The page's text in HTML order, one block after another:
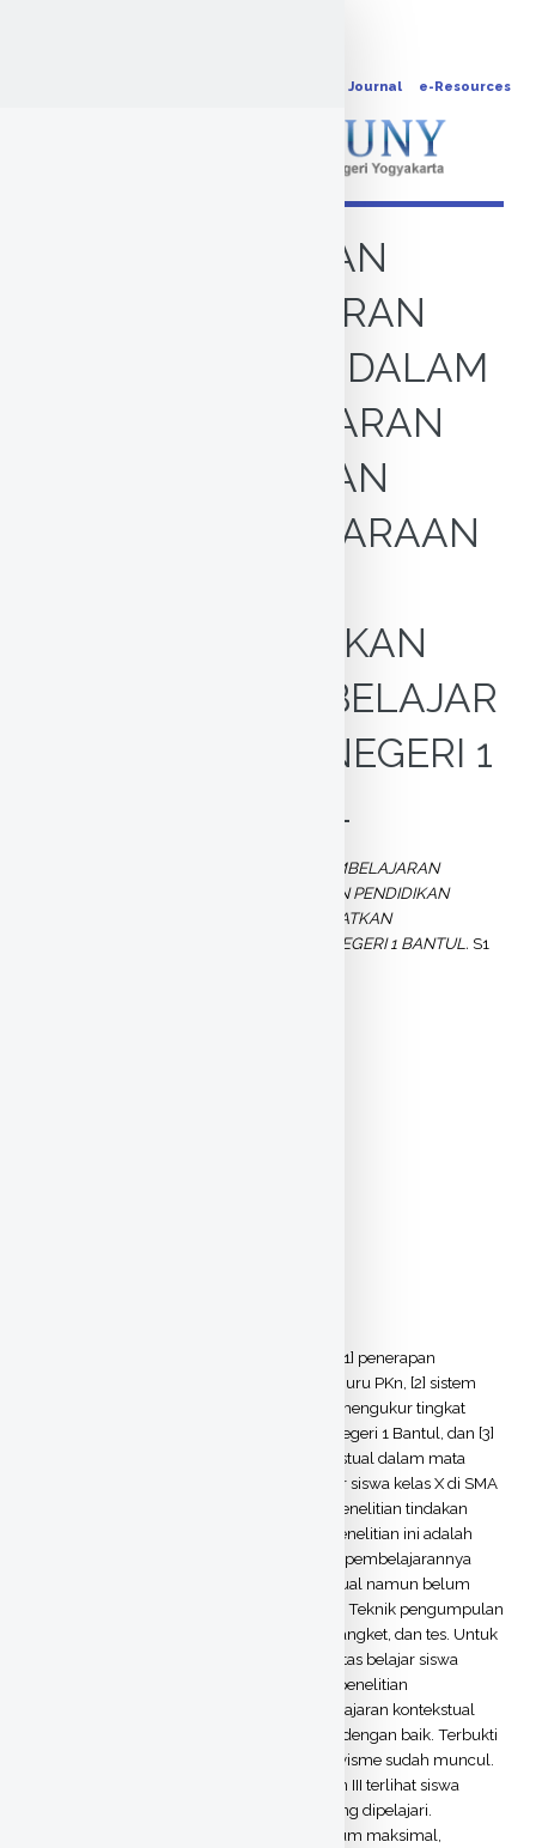
Journal e-Resources
PENERAPAN
PEMBELAJARAN
KONTEKSTUAL DALAM
MATA PELAJARAN
PENDIDIKAN
KEWARGANEGARAAN
MENINGKATKAN
KEMANDIRIAN BELAJAR
SISWA DI SMA NEGERI 1
BANTUL
PENERAPAN PEMBELAJARAN
KONTEKSTUAL DALAM MATA PELAJARAN PENDIDIKAN
KEWARGANEGARAAN UNTUK MENINGKATKAN
KEMANDIRIAN BELAJAR SISWA DI SMA NEGERI 1 BANTUL. S1
Penelitian ini bertujuan untuk mengetahui: [1] penerapan
pembelajaran kontekstual yang dilakukan guru PKn, [2] sistem
penilaian yang dilakukan guru PKn dalam mengukur tingkat
kemandirian belajar siswa kelas X di SMA Negeri 1 Bantul, dan [3]
pengaruh penerapan pembelajaran kontekstual dalam mata
pelajaran PKn terhadap kemandirian belajar siswa kelas X di SMA
Negeri 1 Bantul. Penelitian ini merupakan penelitian tindakan
kelas (classroom action research). Subjek penelitian ini adalah
siswa kelas X5 di SMA Negeri 1 Bantul yang pembelajarannya
sudah menerapkan pembelajaran kontekstual namun belum
diketahui tingkat kemandirian belajar siswa. Teknik pengumpulan
data dalam penelitian ini adalah observasi, angket, dan tes. Untuk
menganalisis data dari hasil observasi aktivitas belajar siswa
digunakan analisis statistik deskriptif. Hasil penelitian
menunjukkan bahwa [1] Penerapan pembelajaran kontekstual
yang dilakukan guru PKn sudah terlaksana dengan baik. Terbukti
pada siklus I, II, dan III komponen konstruktivisme sudah muncul.
Komponen menemukan pada siklus I, II, dan III terlihat siswa
sudah dapat menemukan sendiri materi yang dipelajari.
Komponen bertanya pada siklus I dan II belum maksimal,